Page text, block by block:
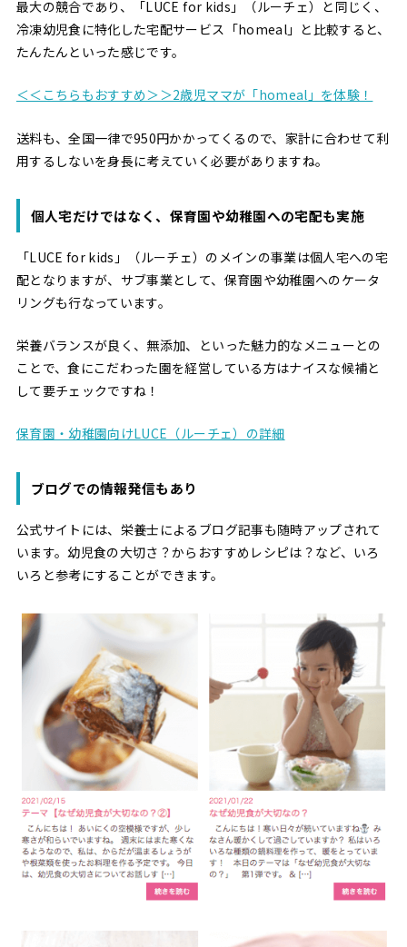
最大の競合であり、「LUCE for kids」（ルーチェ）と同じく、
冷凍幼児食に特化した宅配サービス「homeal」と比較すると、
たんたんといった感じです。
＜＜こちらもおすすめ＞＞2歳児ママが「homeal」を体験！
送料も、全国一律で950円かかってくるので、家計に合わせて利
用するしないを身長に考えていく必要がありますね。
個人宅だけではなく、保育園や幼稚園への宅配も実施
「LUCE for kids」（ルーチェ）のメインの事業は個人宅への宅
配となりますが、サブ事業として、保育園や幼稚園へのケータ
リングも行なっています。
栄養バランスが良く、無添加、といった魅力的なメニューとの
ことで、食にこだわった園を経営している方はナイスな候補と
して要チェックですね！
保育園・幼稚園向けLUCE（ルーチェ）の詳細
ブログでの情報発信もあり
公式サイトには、栄養士によるブログ記事も随時アップされて
います。幼児食の大切さ？からおすすめレシピは？など、いろ
いろと参考にすることができます。